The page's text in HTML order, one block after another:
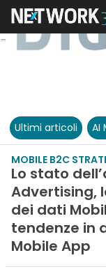
Ultimi articoli AI
MOBILE B2C
Lo stato
Advertising,
dei dati
tendenze in
Mobile App